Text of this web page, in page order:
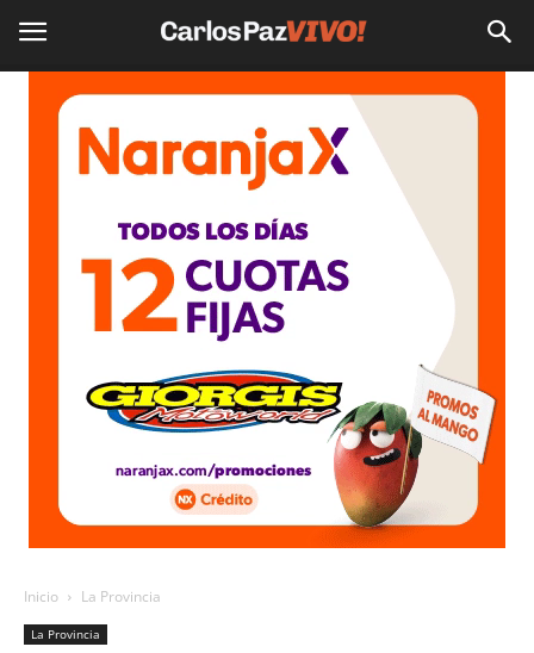
Inicio La Provincia
La Provincia